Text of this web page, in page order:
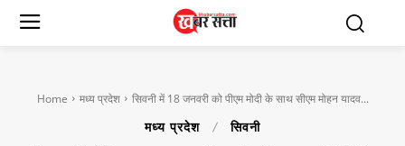
Home मध्य प्रदेश सिवनी में 18 जनवरी को पीएम मोदी के साथ सीएम मोहन यादव...
मध्य प्रदेश सिवनी